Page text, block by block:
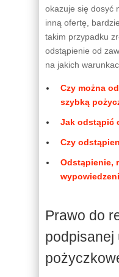
okazuje się dosyć
inną ofertę,
takim przypadku
odstąpienie od
na jakich
Czy można
szybką
Jak odstąpić
Czy
Odstąpienie,
Prawo do
podpisanej